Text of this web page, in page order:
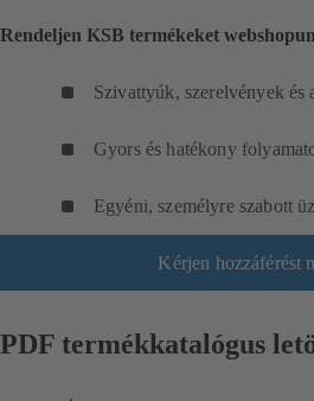
Rendeljen KSB termékeket
Szivattyúk, szerelvények és
Gyors és hatékony
Egyéni, személyre szabott
Kérjen hozzáférést
PDF termékkatalógus